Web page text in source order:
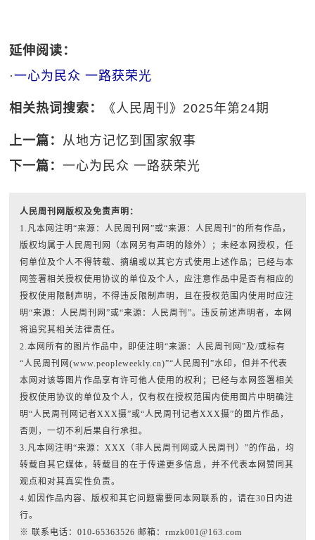
延伸阅读：
·一心为民众 一路获荣光
相关热词搜索： 《人民周刊》2025年第24期
上一篇： 从地方记忆到国家叙事
下一篇：一心为民众 一路获荣光
人民周刊网版权及免责声明：
1.凡本网注明“来源：人民周刊网”或“来源：人民周刊”的所有作品，
版权均属于人民周刊网（本网另有声明的除外）；未经本网授权，任
何单位及个人不得转载、摘编或以其它方式使用上述作品；已经与本
网签署相关授权使用协议的单位及个人，应注意作品中是否有相应的
授权使用限制声明，不得违反限制声明，且在授权范围内使用时应注
明“来源：人民周刊网”或“来源：人民周刊”。违反前述声明者，本网
将追究其相关法律责任。
2.本网所有的图片作品中，即使注明“来源：人民周刊网”及/或标有
“人民周刊网(www.peopleweekly.cn)”“人民周刊”水印，但并不代表
本网对该等图片作品享有许可他人使用的权利；已经与本网签署相关
授权使用协议的单位及个人，仅有权在授权范围内使用图片中明确注
明“人民周刊网记者XXX摄”或“人民周刊记者XXX摄”的图片作品，
否则，一切不利后果自行承担。
3.凡本网注明“来源：XXX（非人民周刊网或人民周刊）”的作品，均
转载自其它媒体，转载目的在于传递更多信息，并不代表本网赞同其
观点和对其真实性负责。
4.如因作品内容、版权和其它问题需要同本网联系的，请在30日内进
行。
※ 联系电话：010-65363526 邮箱：rmzk001@163.com